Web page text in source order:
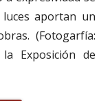
aportan un
(Fotogarfía:
Exposición de